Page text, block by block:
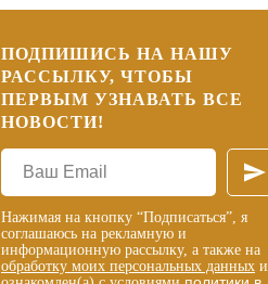
ПОДПИШИСЬ НА НАШУ
РАССЫЛКУ, ЧТОБЫ
ПЕРВЫМ УЗНАВАТЬ ВСЕ
НОВОСТИ!
Нажимая на кнопку “Подписаться”, я
соглашаюсь на рекламную и
информационную рассылку, а также на
обработку моих персональных данных и